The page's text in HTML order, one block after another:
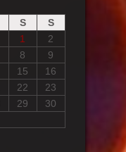
S
S
1
2
8
9
15
16
22
23
29
30